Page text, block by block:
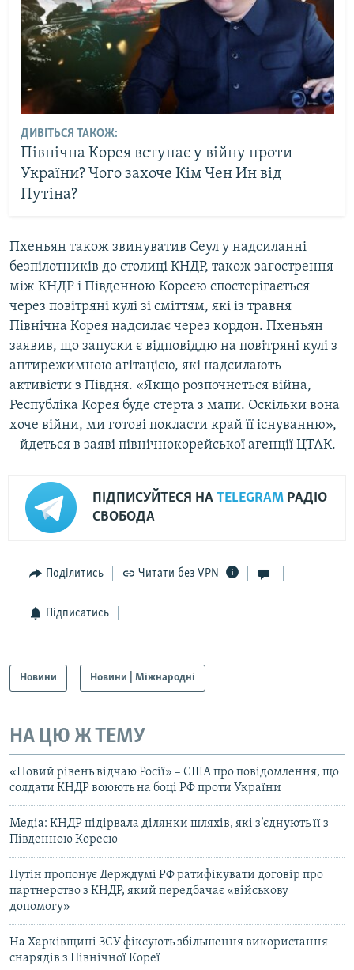
ДИВІТЬСЯ ТАКОЖ:
Північна Корея вступає у війну проти
України? Чого захоче Кім Чен Ин від
Путіна?
Пхеньян також звинуватив Сеул у надсиланні
безпілотників до столиці КНДР, також загострення
між КНДР і Південною Кореєю спостерігається
через повітряні кулі зі сміттям, які із травня
Північна Корея надсилає через кордон. Пхеньян
заявив, що запуски є відповіддю на повітряні кулі з
антирежимною агітацією, які надсилають
активісти з Півдня. «Якщо розпочнеться війна,
Республіка Корея буде стерта з мапи. Оскільки вона
хоче війни, ми готові покласти край її існуванню»,
– йдеться в заяві північнокорейської агенції ЦТАК.
ПІДПИСУЙТЕСЯ НА TELEGRAM РАДІО
СВОБОДА
Поділитись Читати без VPN
Підписатись
Новини Новини | Міжнародні
НА ЦЮ Ж ТЕМУ
«Новий рівень відчаю Росії» – США про повідомлення, що
солдати КНДР воюють на боці РФ проти України
Медіа: КНДР підірвала ділянки шляхів, які з’єднують її з
Південною Кореєю
Путін пропонує Держдумі РФ ратифікувати договір про
партнерство з КНДР, який передбачає «військову
допомогу»
На Харківщині ЗСУ фіксують збільшення використання
снарядів з Північної Кореї